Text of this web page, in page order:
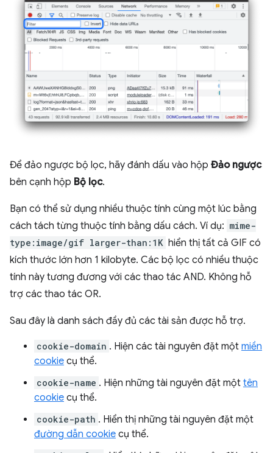
Để đảo ngược bộ lọc, hãy đánh dấu vào hộp Đảo ngược
bên cạnh hộp Bộ lọc.
Bạn có thể sử dụng nhiều thuộc tính cùng một lúc bằng
cách tách từng thuộc tính bằng dấu cách. Ví dụ: mime-
type:image/gif larger-than:1K hiển thị tất cả GIF có
kích thước lớn hơn 1 kilobyte. Các bộ lọc có nhiều thuộc
tính này tương đương với các thao tác AND. Không hỗ
trợ các thao tác OR.
Sau đây là danh sách đầy đủ các tài sản được hỗ trợ.
cookie-domain . Hiện các tài nguyên đặt một miền
cookie cụ thể.
cookie-name . Hiện những tài nguyên đặt một tên
cookie cụ thể.
cookie-path . Hiển thị những tài nguyên đặt một
đường dẫn cookie cụ thể.